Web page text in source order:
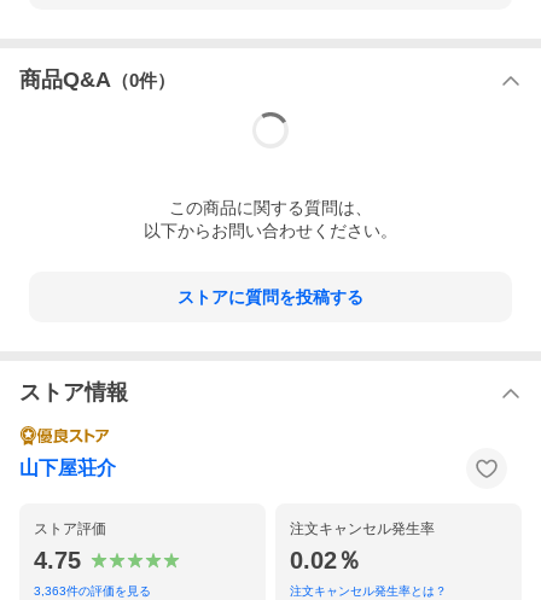
しても自信を持ってオススメいたします。
商品Q&A （0件）
この商品に関する質問は、
以下からお問い合わせください。
ストアに質問を投稿する
ストア情報
山下屋荘介
ストア評価
4.75
3,363件の評価を見る
注文キャンセル発生率
0.02％
注文キャンセル発生率とは？